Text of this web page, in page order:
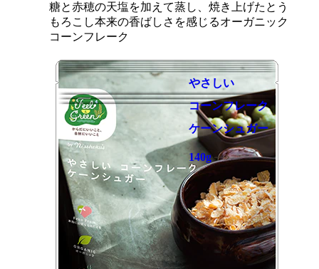
糖と赤穂の天塩を加えて蒸し、焼き上げたとう
もろこし本来の香ばしさを感じるオーガニック
コーンフレーク
やさしい
コーンフレーク
ケーンシュガー
140g